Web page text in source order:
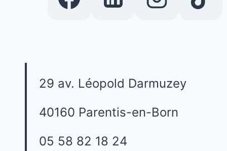
29 av. Léopold Darmuzey
40160 Parentis-en-Born
05 58 82 18 24